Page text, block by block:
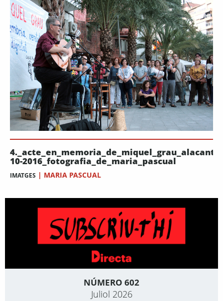
10-2016_fotografia_de_maria_pascual
IMATGES | MARIA PASCUAL
NÚMERO 602
Juliol 2026